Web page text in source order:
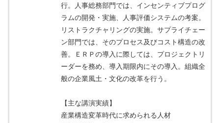
行。人事総務部門では、インセンティブプログ
ラムの開発・実施、人事評価システムの考案。
リストラクチャリングの実施。サプライチェー
ン部門では、そのプロセス及びコスト構造の改
善。ＥＲＰの導入に際しては、プロジェクトリ
ーダーを務め、導入期限内にその導入。組織全
般の企業風土・文化の改革を行う。
【主な講演実績】
産業構造変革時代に求められる人材